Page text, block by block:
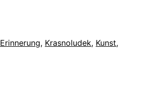
Erinnerung, Krasnoludek, Kunst,